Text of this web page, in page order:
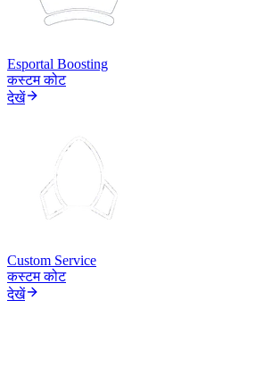
Esportal Boosting
कस्टम कोट
देखें
Custom Service
कस्टम कोट
देखें